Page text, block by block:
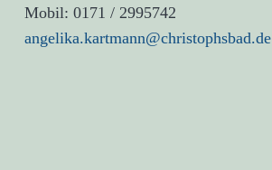
Mobil: 0171 / 2995742
angelika.kartmann@christophsbad.de